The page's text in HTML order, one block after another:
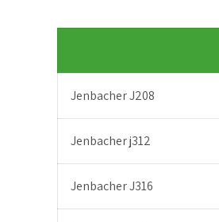
Jenbacher J208
Jenbacher j312
Jenbacher J316